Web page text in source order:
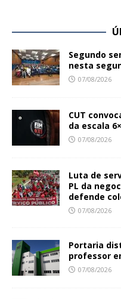
Segundo
nesta
07/08/2026
CUT
da escala
07/08/2026
Luta de
PL da
defende
07/08/2026
Portaria
professor
07/08/2026